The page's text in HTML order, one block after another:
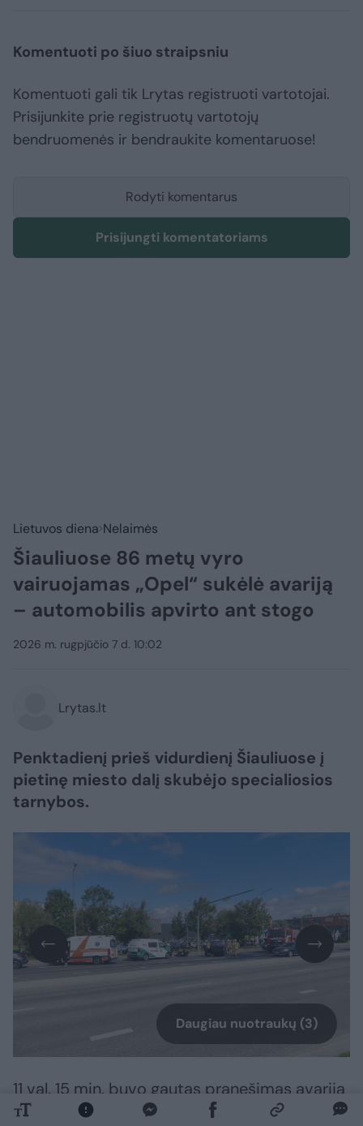
Komentuoti po šiuo straipsniu
Komentuoti gali tik Lrytas registruoti vartotojai.
Prisijunkite prie registruotų vartotojų
bendruomenės ir bendraukite komentaruose!
Rodyti komentarus
Prisijungti komentatoriams
Lietuvos diena Nelaimės
Šiauliuose 86 metų vyro
vairuojamas „Opel“ sukėlė avariją
– automobilis apvirto ant stogo
2026 m. rugpjūčio 7 d. 10:02
Lrytas.lt
Penktadienį prieš vidurdienį Šiauliuose į
pietinę miesto dalį skubėjo specialiosios
tarnybos.
Daugiau nuotraukų (3)
11 val. 15 min. buvo gautas pranešimas avariją
apie Tilžės gatvėje ir po susidūrimo apvirtusį